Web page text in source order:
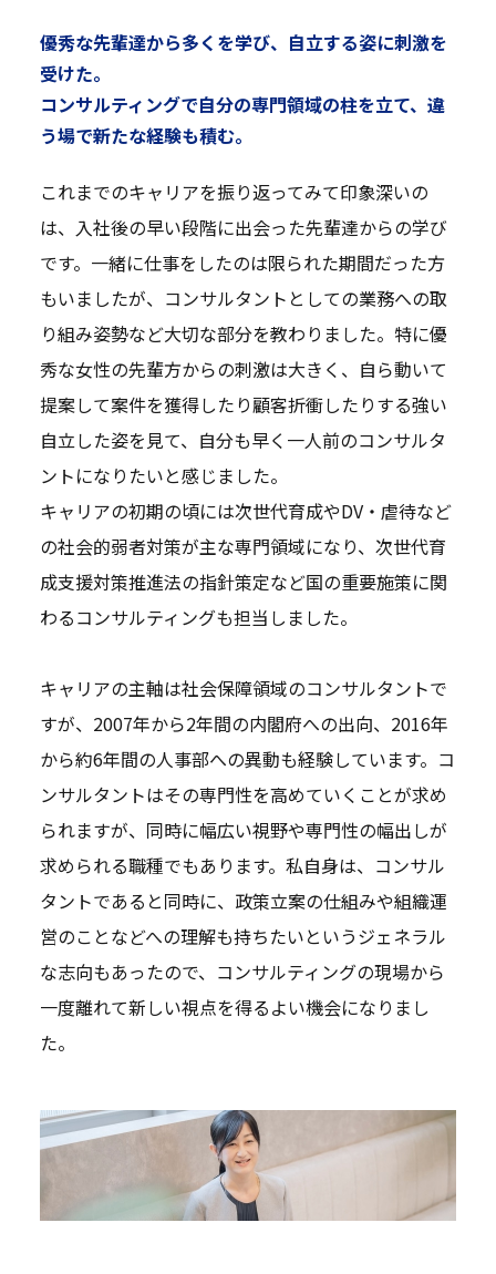
優秀な先輩達から多くを学び、自立する姿に刺激を
受けた。
コンサルティングで自分の専門領域の柱を立て、違
う場で新たな経験も積む。
これまでのキャリアを振り返ってみて印象深いの
は、入社後の早い段階に出会った先輩達からの学び
です。一緒に仕事をしたのは限られた期間だった方
もいましたが、コンサルタントとしての業務への取
り組み姿勢など大切な部分を教わりました。特に優
秀な女性の先輩方からの刺激は大きく、自ら動いて
提案して案件を獲得したり顧客折衝したりする強い
自立した姿を見て、自分も早く一人前のコンサルタ
ントになりたいと感じました。
キャリアの初期の頃には次世代育成やDV・虐待など
の社会的弱者対策が主な専門領域になり、次世代育
成支援対策推進法の指針策定など国の重要施策に関
わるコンサルティングも担当しました。
キャリアの主軸は社会保障領域のコンサルタントで
すが、2007年から2年間の内閣府への出向、2016年
から約6年間の人事部への異動も経験しています。コ
ンサルタントはその専門性を高めていくことが求め
られますが、同時に幅広い視野や専門性の幅出しが
求められる職種でもあります。私自身は、コンサル
タントであると同時に、政策立案の仕組みや組織運
営のことなどへの理解も持ちたいというジェネラル
な志向もあったので、コンサルティングの現場から
一度離れて新しい視点を得るよい機会になりまし
た。